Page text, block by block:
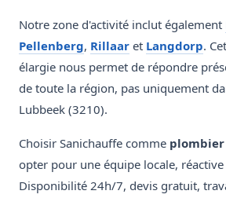
Notre zone d'activité inclut également
Pellenberg, Rillaar et Langdorp.
élargie nous permet de répondre
de toute la région, pas uniquement
Lubbeek (3210).
Choisir Sanichauffe comme plombier
opter pour une équipe locale,
Disponibilité 24h/7, devis gratuit,